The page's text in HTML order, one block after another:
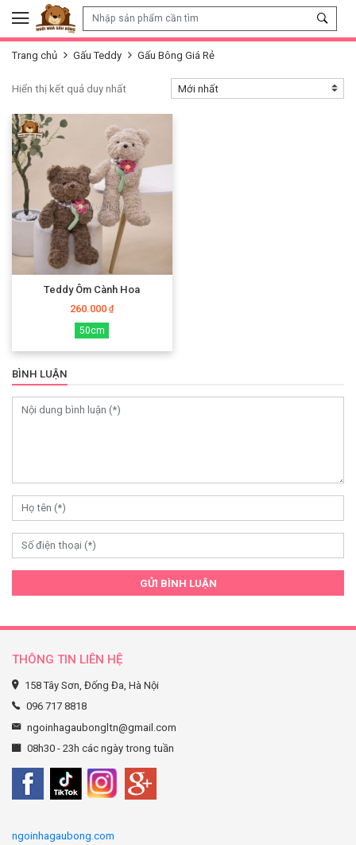
Skip to content
Trang chủ Gấu Teddy Gấu Bông Giá Rẻ
Hiển thị kết quả duy nhất
Teddy Ôm Cành Hoa
260.000₫
50cm
BÌNH LUẬN
GỬI BÌNH LUẬN
THÔNG TIN LIÊN HỆ
158 Tây Sơn, Đống Đa, Hà Nội
096 717 8818
ngoinhagaubongltn@gmail.com
08h30 - 23h các ngày trong tuần
ngoinhagaubong.com